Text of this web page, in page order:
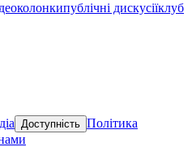
колонкипублічні дискусіїклуб
Доступність Політика